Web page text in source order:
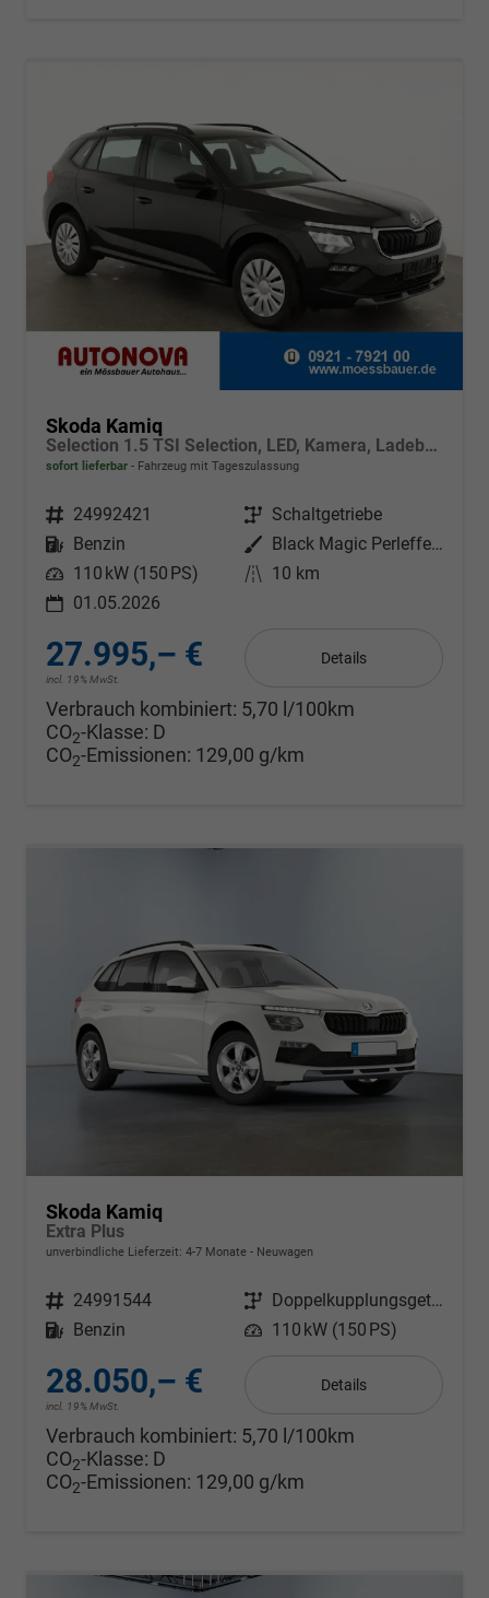
Skoda Kamiq
Selection 1.5 TSI Selection, LED, Kamera, Ladeboden, Winter
sofort lieferbar Fahrzeug mit Tageszulassung
Fahrzeugnr. 24992421 Getriebe Schaltgetriebe
Kraftstoff
Benzin Außenfarbe
Black Magic Perleffekt
Leistung 110 kW (150 PS) Kilometerstand 10 km
01.05.2026
27.995,– €
incl. 19% MwSt.
Details
Verbrauch kombiniert: 5,70 l/100km
CO2-Klasse: D
CO2-Emissionen: 129,00 g/km
Skoda Kamiq
Extra Plus
unverbindliche Lieferzeit: 4-7 Monate Neuwagen
Fahrzeugnr. 24991544 Getriebe
Doppelkupplungsgetriebe (DSG)
Kraftstoff
Benzin Leistung 110 kW (150 PS)
28.050,– €
incl. 19% MwSt.
Details
Verbrauch kombiniert: 5,70 l/100km
CO2-Klasse: D
CO2-Emissionen: 129,00 g/km